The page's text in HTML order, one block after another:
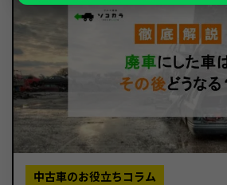
中古車のお役立ちコラム